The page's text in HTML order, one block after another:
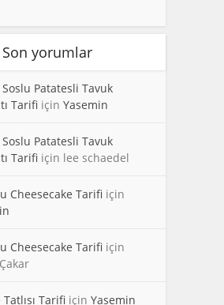
Son yorumlar
Patatesli Tavuk
Tarifi için Yasemin
Patatesli Tavuk
Tarifi için lee schaedel
Cheesecake Tarifi için
Cheesecake Tarifi için
Tarifi için Yasemin